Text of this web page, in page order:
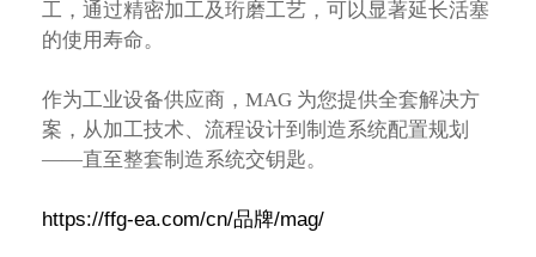
工，通过精密加工及珩磨工艺，可以显著延长活塞
的使用寿命。
作为工业设备供应商，MAG 为您提供全套解决方
案，从加工技术、流程设计到制造系统配置规划
——直至整套制造系统交钥匙。
https://ffg-ea.com/cn/品牌/mag/